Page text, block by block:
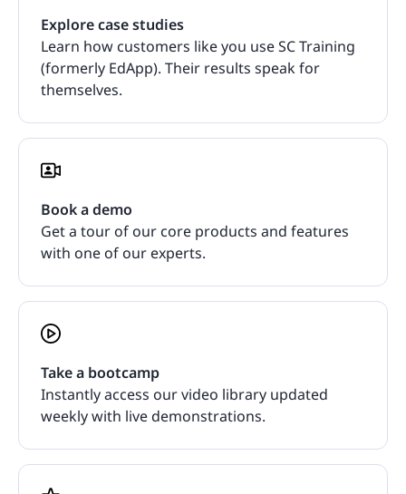
Explore case studies
Learn how customers like you use SC Training
(formerly EdApp). Their results speak for
themselves.
Book a demo
Get a tour of our core products and features
with one of our experts.
Take a bootcamp
Instantly access our video library updated
weekly with live demonstrations.